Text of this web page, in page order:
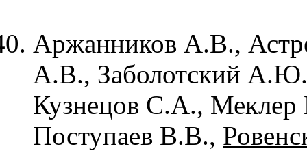
Аржанников А.В.,
А.В., Заболотский
Кузнецов С.А.,
Поступаев В.В.,